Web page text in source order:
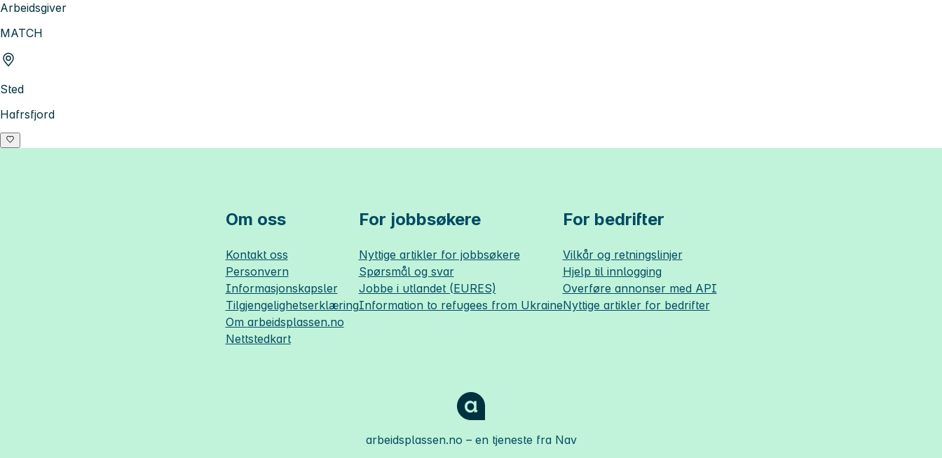
Arbeidsgiver
MATCH
Sted
Hafrsfjord
Om oss
Kontakt oss
Personvern
Informasjonskapsler
Tilgjengelighetserklæring
Om arbeidsplassen.no
Nettstedkart
For jobbsøkere
Nyttige artikler for jobbsøkere
Spørsmål og svar
Jobbe i utlandet (EURES)
Information to refugees from Ukraine
For bedrifter
Vilkår og retningslinjer
Hjelp til innlogging
Overføre annonser med API
Nyttige artikler for bedrifter
arbeidsplassen.no – en tjeneste fra Nav